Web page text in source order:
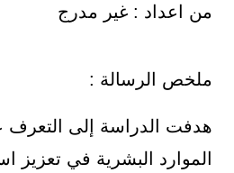
من اعداد : غير مدرج
ملخص الرسالة :
هدفت الدراسة إلى التعرف
الموارد البشرية في تعزيز